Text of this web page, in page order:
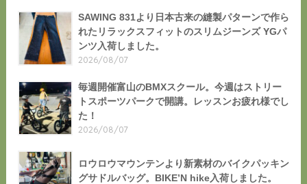
SAWING 831より日本古来の縫製パターンで作ら
れたリラックスフィットのスリムジーンズ YGパ
ンツ入荷しました。
2026/08/07
毎週開催富山のBMXスクール。今週はストリー
トスポーツパークで開講。レッスンお疲れ様でし
た！
2026/08/07
ロウロウマウンテンより新素材のバイクパッキン
グサドルバッグ。BIKE’N hike入荷しました。